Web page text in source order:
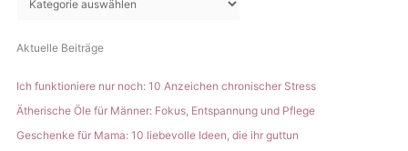
Aktuelle Beiträge
Ich funktioniere nur noch: 10 Anzeichen chronischer Stress
Ätherische Öle für Männer: Fokus, Entspannung und Pflege
Geschenke für Mama: 10 liebevolle Ideen, die ihr guttun